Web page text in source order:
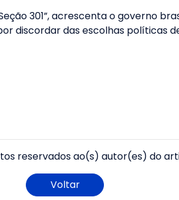
301”, acrescenta o governo
discordar das escolhas políticas
reservados ao(s) autor(es) do
Voltar